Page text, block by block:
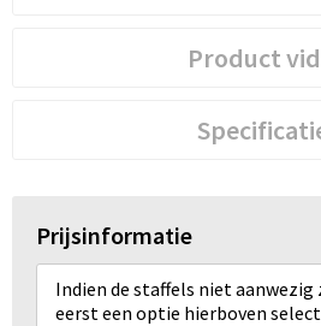
Product
Prijsinformatie
Indien de staffels niet aanwezig
eerst een optie hierboven